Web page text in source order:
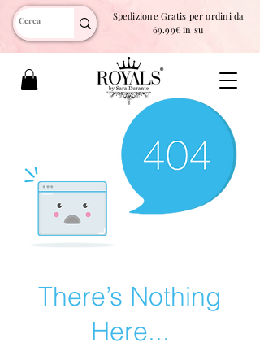
Spedizione Gratis per ordini da
69.99€ in su
There’s Nothing
Here...